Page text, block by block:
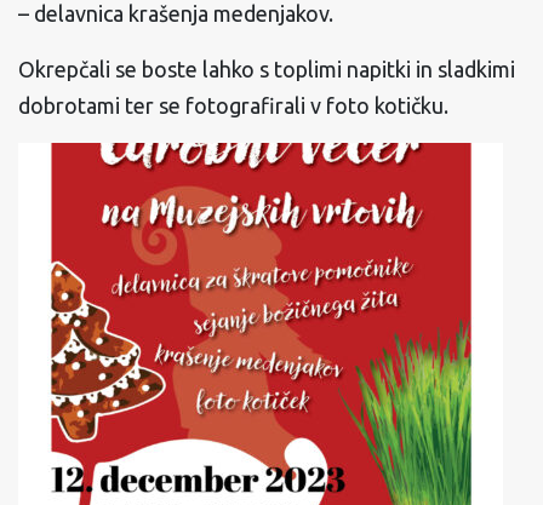
– delavnica krašenja medenjakov.
Okrepčali se boste lahko s toplimi napitki in sladkimi
dobrotami ter se fotografirali v foto kotičku.